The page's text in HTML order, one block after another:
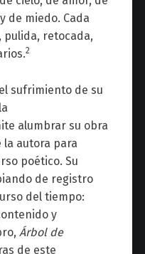
de miedo. Cada
pulida, retocada,
2
sufrimiento de su
alumbrar su obra
autora para
poético. Su
de registro
del tiempo:
y
Árbol de
de este